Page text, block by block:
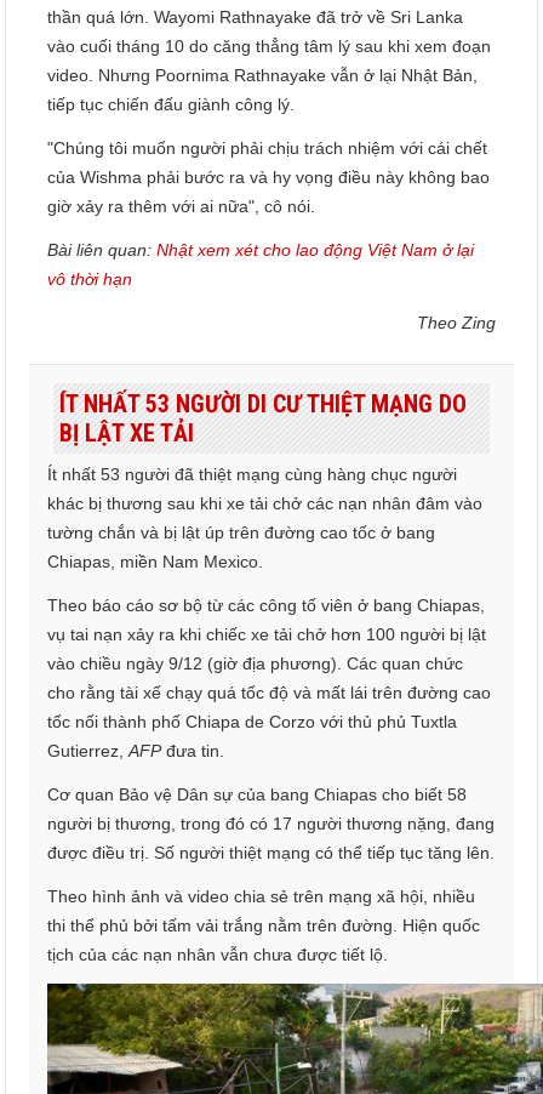
thần quá lớn. Wayomi Rathnayake đã trở về Sri Lanka
vào cuối tháng 10 do căng thẳng tâm lý sau khi xem đoạn
video. Nhưng Poornima Rathnayake vẫn ở lại Nhật Bản,
tiếp tục chiến đấu giành công lý.
"Chúng tôi muốn người phải chịu trách nhiệm với cái chết
của Wishma phải bước ra và hy vọng điều này không bao
giờ xảy ra thêm với ai nữa", cô nói.
Bài liên quan:Nhật xem xét cho lao động Việt Nam ở lại
vô thời hạn
Theo Zing
ÍT NHẤT 53 NGƯỜI DI CƯ THIỆT MẠNG DO
BỊ LẬT XE TẢI
Ít nhất 53 người đã thiệt mạng cùng hàng chục người
khác bị thương sau khi xe tải chở các nạn nhân đâm vào
tường chắn và bị lật úp trên đường cao tốc ở bang
Chiapas, miền Nam Mexico.
Theo báo cáo sơ bộ từ các công tố viên ở bang Chiapas,
vụ tai nạn xảy ra khi chiếc xe tải chở hơn 100 người bị lật
vào chiều ngày 9/12 (giờ địa phương). Các quan chức
cho rằng tài xế chạy quá tốc độ và mất lái trên đường cao
tốc nối thành phố Chiapa de Corzo với thủ phủ Tuxtla
Gutierrez,AFPđưa tin.
Cơ quan Bảo vệ Dân sự của bang Chiapas cho biết 58
người bị thương, trong đó có 17 người thương nặng, đang
được điều trị. Số người thiệt mạng có thể tiếp tục tăng lên.
Theo hình ảnh và video chia sẻ trên mạng xã hội, nhiều
thi thể phủ bởi tấm vải trắng nằm trên đường. Hiện quốc
tịch của các nạn nhân vẫn chưa được tiết lộ.